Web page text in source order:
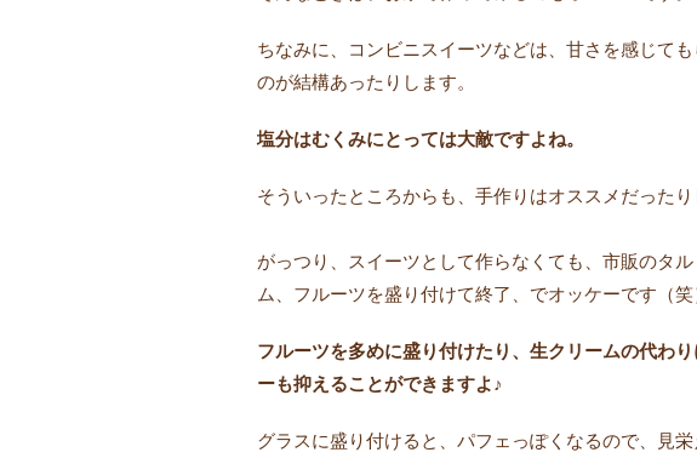
ちなみに、コンビニスイーツなどは、甘さを感じて
のが結構あったりします。
塩分はむくみにとっては大敵ですよね。
そういったところからも、手作りはオススメだったり
がっつり、スイーツとして作らなくても、市販のタ
ム、フルーツを盛り付けて終了、でオッケーです（笑
フルーツを多めに盛り付けたり、生クリームの代わ
ーも抑えることができますよ♪
グラスに盛り付けると、パフェっぽくなるので、見